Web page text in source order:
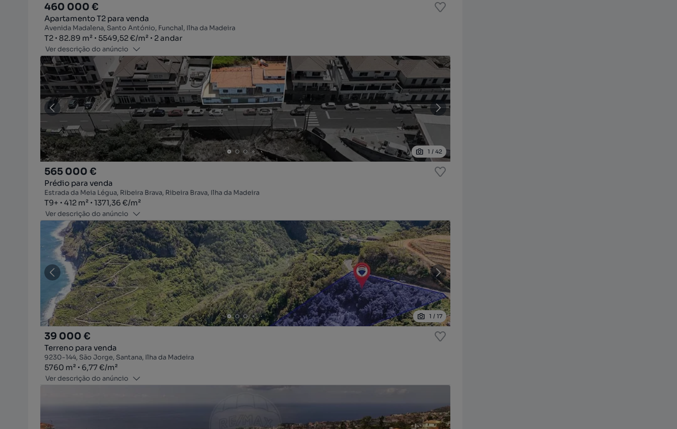
460 000 €
Apartamento T2 para venda
Avenida Madalena, Santo António, Funchal, Ilha da Madeira
Tipologia
T2
Zona82.89 m²
Preço por metro quadrado
5549,52 €/m²
Andar 2 andar
Ver descrição do anúncio
1 /42
565 000 €
Prédio para venda
Estrada da Meia Légua, Ribeira Brava, Ribeira Brava, Ilha da Madeira
Tipologia
T9+
Zona 412 m²
Preço por metro quadrado
1371,36 €/m²
Ver descrição do anúncio
1 /17
39 000 €
Terreno para venda
9230-144, São Jorge, Santana, Ilha da Madeira
Zona
5760 m²
Preço por metro quadrado
6,77 €/m²
Ver descrição do anúncio